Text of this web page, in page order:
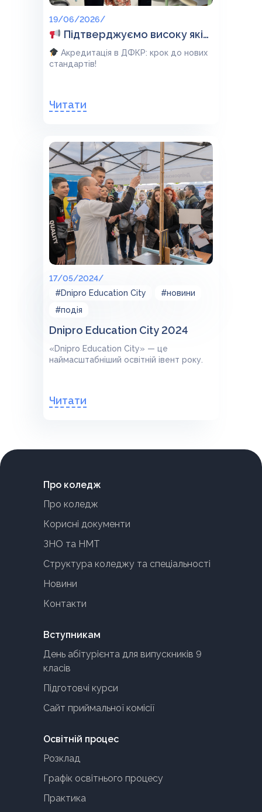
19/06/2026/
Підтверджуємо високу якість освіти!
Акредитація в ДФКР: крок до нових
стандартів!
Читати
17/05/2024/
#Dnipro Education City
#новини
#подія
Dnipro Education City 2024
«Dnipro Education City» — це
наймасштабніший освітній івент року.
Читати
Про коледж
Про коледж
Корисні документи
ЗНО та НМТ
Структура коледжу та спеціальності
Новини
Контакти
Вступникам
День абітурієнта для випускників 9
класів
Підготовчі курси
Сайт приймальної комісії
Освітній процес
Розклад
Графік освітнього процесу
Практика